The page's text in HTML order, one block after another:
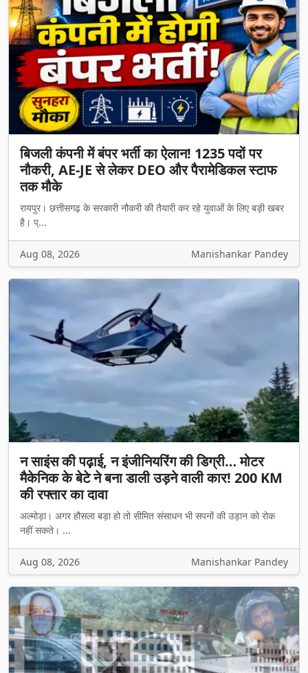
बिजली कंपनी में बंपर भर्ती का ऐलान! 1235 पदों पर
नौकरी, AE-JE से लेकर DEO और पैरामेडिकल स्टाफ
तक मौके
रायपुर। छत्तीसगढ़ के सरकारी नौकरी की तैयारी कर रहे युवाओं के लिए बड़ी खबर
है। प्...
Aug 08, 2026 Manishankar Pandey
न साइंस की पढ़ाई, न इंजीनियरिंग की डिग्री… मोटर
मैकेनिक के बेटे ने बना डाली उड़ने वाली कार! 200 KM
की रफ्तार का दावा
अल्मोड़ा। अगर हौसला बड़ा हो तो सीमित संसाधन भी सपनों की उड़ान को रोक
नहीं सकते। ...
Aug 08, 2026 Manishankar Pandey